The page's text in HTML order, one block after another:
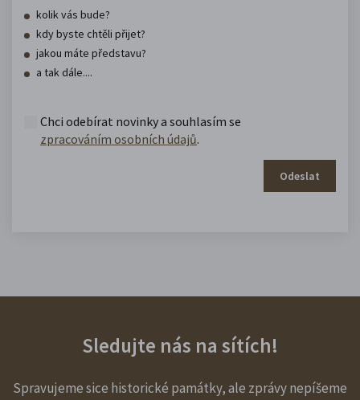
kolik vás bude?
kdy byste chtěli přijet?
jakou máte představu?
a tak dále....
Chci odebírat novinky a souhlasím se
zpracováním osobních údajů.
Odeslat
Sledujte nás na sítích!
Spravujeme sice historické památky, ale zprávy nepíšeme